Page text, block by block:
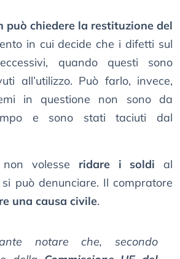
può chiedere la restituzione del
in cui decide che i difetti sul
quando questi sono
all’utilizzo. Può farlo, invece,
in questione non sono da
e sono stati taciuti dal
volesse ridare i soldi al
può denunciare. Il compratore
una causa civile.
notare che, secondo